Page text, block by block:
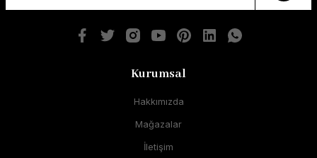
Kurumsal
Hakkımızda
Mağazalar
İletişim